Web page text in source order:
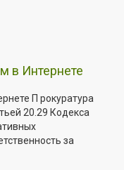
в Интернете
П рокуратура
20.29 Кодекса
за